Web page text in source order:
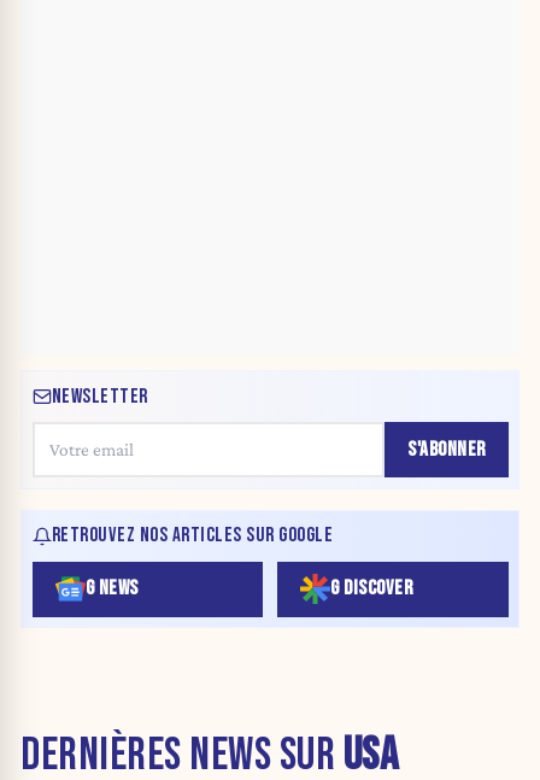
NEWSLETTER
S'ABONNER
RETROUVEZ NOS ARTICLES SUR GOOGLE
G NEWS G DISCOVER
DERNIÈRES NEWS SUR USA